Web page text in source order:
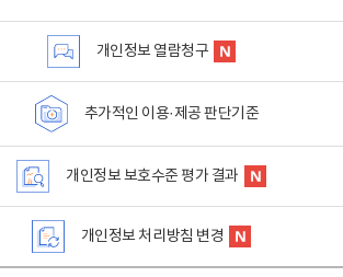
개인정보 열람청구
추가적인 이용·제공 판단기준
개인정보 보호수준 평가 결과
개인정보 처리방침 변경